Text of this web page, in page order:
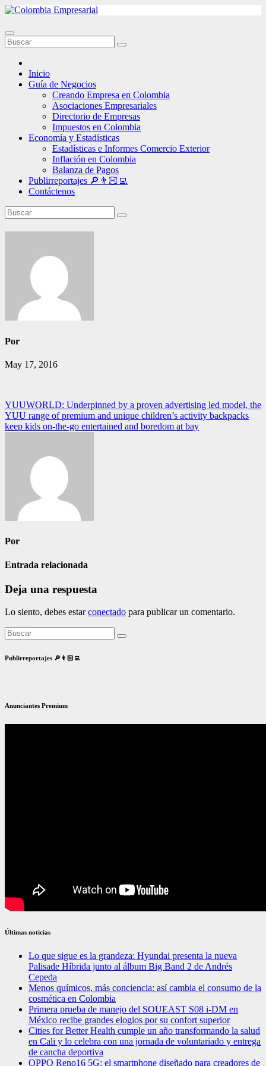
Ir
contenido
Inicio
Guía de Negocios
Creando Empresa en Colombia
Asociaciones Empresariales
Directorio de Empresas
Impuestos en Colombia
Economía y Estadísticas
Estadísticas e Informes Comercio Exterior
Inflación en Colombia
Balanza de Pagos
Publirreportajes 🔎👨🏻‍💻
Contáctenos
Por
May 17, 2016
Navegación
de
YUUWORLD: Underpinned by a proven advertising led model, the
YUU range of premium and unique children’s activity backpacks
keep kids on-the-go entertained and boredom at bay
Por
Entrada relacionada
Deja una respuesta
Lo siento, debes estarconectado para publicar un comentario.
Publirreportajes 🔎👨🏻‍💻
Anunciantes Premium
Últimas noticias
Lo que sigue es la grandeza: Hyundai presenta la nueva
Palisade Híbrida junto al álbum Big Band 2 de Andrés
Cepeda
Menos químicos, más conciencia: así cambia el consumo de la
cosmética en Colombia
Primera prueba de manejo del SOUEAST S08 i-DM en
México recibe grandes elogios por su confort superior
Cities for Better Health cumple un año transformando la salud
en Cali y lo celebra con una jornada de voluntariado y entrega
de cancha deportiva
OPPO Reno16 5G: el smartphone diseñado para creadores de